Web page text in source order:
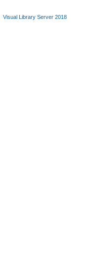
Visual Library Server 2018